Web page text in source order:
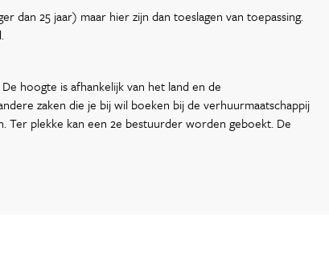
dan 25 jaar) maar hier zijn dan toeslagen van toepassing.
hoogte is afhankelijk van het land en de
zaken die je bij wil boeken bij de verhuurmaatschappij
plekke kan een 2e bestuurder worden geboekt. De